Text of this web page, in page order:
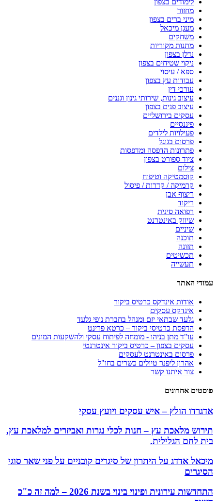
מחזור
מיני ברים בצפון
מעגן מיכאל
משחקים
מתנות מקוריות
נדלן בצפון
ניקוי שטיחים בצפון
ספא / עיסוי
עבודות עץ בצפון
עורכי דין
עיצוב גינות, שירותי גינון וגננים
עיצוב פנים בצפון
עסקים בירושליים
פיננסיים
פעילויות לילדים
פרסום בגוגל
פתרונות הדפסה ומדפסות
ציוד ספורט בצפון
צילום
קוסמטיקה וטיפוח
קרמיקה / קדרות / פיסול
ריצוף אבן
ריקוד
רפואה סינית
שיווק באינטרנט
שיניים
תוכנה
תזונה
תכשיטים
תעשייה
עמודי האתר
אודות אינדקס כרטיס ביקור
אינדקס עסקים
גלעד שבתאי יזם ומנהל בחברת נופי גלעד
הדפסת כרטיסי ביקור – כרטא פרינט
עו"ד מתן בניהו - מומחה לפיתוח עסקי ולהשקעות המונים
עסקים בצפון – כרטיס ביקור אינטרנטי
פרסום באינטרנט לעסקים
אהרון ליפנר טיולים כשרים בחו"ל
צור איתנו קשר
פוסטים אחרונים
אדגרדו הולץ – איש עסקים ויועץ עסקי
תירוש מלאכת עץ – חנות לכלי נגרות ואביזרים למלאכת עץ,
בית לחם הגלילית.
מיכאל אדדג על היתרון של סיגרים קובניים על פני שאר סוגי
הסיגרים
התחדשות עירונית ופינוי בינוי בשנת 2026 – למה זה כ"כ